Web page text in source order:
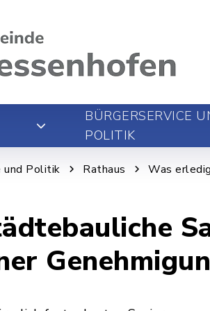
BÜRGERSERVICE
POLITIK
und Politik Rathaus Was